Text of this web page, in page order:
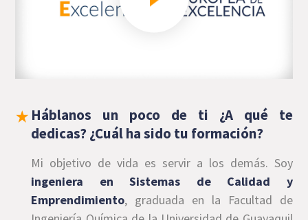
Háblanos un poco de ti ¿A qué te
dedicas? ¿Cuál ha sido tu formación?
Mi objetivo de vida es servir a los demás. Soy
ingeniera en Sistemas de Calidad y
Emprendimiento, graduada en la Facultad de